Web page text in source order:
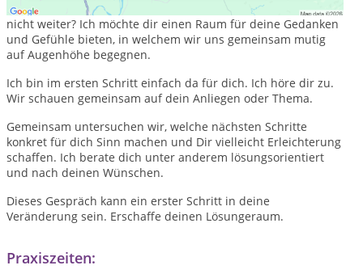
Du hast eine Schwierigkeit oder ein Problem und kommst
nicht weiter? Ich möchte dir einen Raum für deine Gedanken
und Gefühle bieten, in welchem wir uns gemeinsam mutig
auf Augenhöhe begegnen.
Ich bin im ersten Schritt einfach da für dich. Ich höre dir zu.
Wir schauen gemeinsam auf dein Anliegen oder Thema.
Gemeinsam untersuchen wir, welche nächsten Schritte
konkret für dich Sinn machen und Dir vielleicht Erleichterung
schaffen. Ich berate dich unter anderem lösungsorientiert
und nach deinen Wünschen.
Dieses Gespräch kann ein erster Schritt in deine
Veränderung sein. Erschaffe deinen Lösungeraum.
Praxiszeiten: